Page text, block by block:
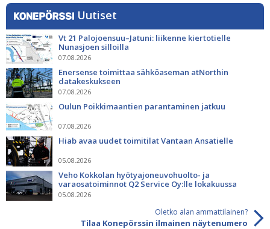
Uutiset
Vt 21 Palojoensuu–Jatuni: liikenne kiertotielle
Nunasjoen silloilla
07.08.2026
Enersense toimittaa sähköaseman atNorthin
datakeskukseen
07.08.2026
Oulun Poikkimaantien parantaminen jatkuu
07.08.2026
Hiab avaa uudet toimitilat Vantaan Ansatielle
05.08.2026
Veho Kokkolan hyötyajoneuvohuolto- ja
varaosatoiminnot Q2 Service Oy:lle lokakuussa
05.08.2026
Oletko alan ammattilainen?
Tilaa Konepörssin ilmainen näytenumero